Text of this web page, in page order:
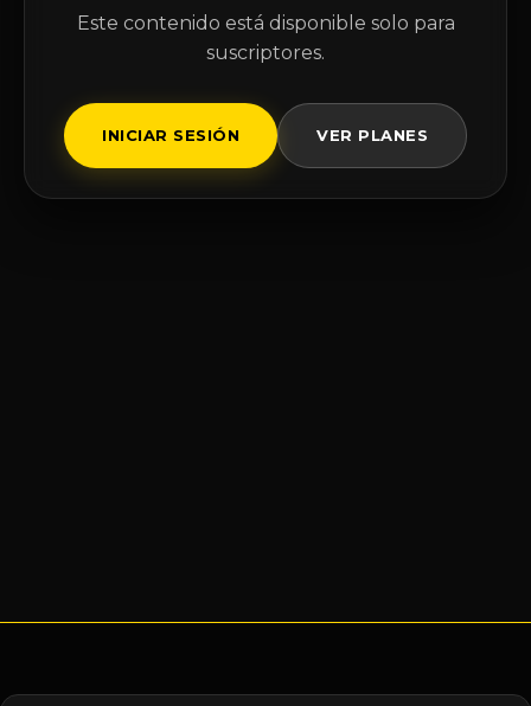
Este contenido está disponible solo para
suscriptores.
INICIAR SESIÓN VER PLANES